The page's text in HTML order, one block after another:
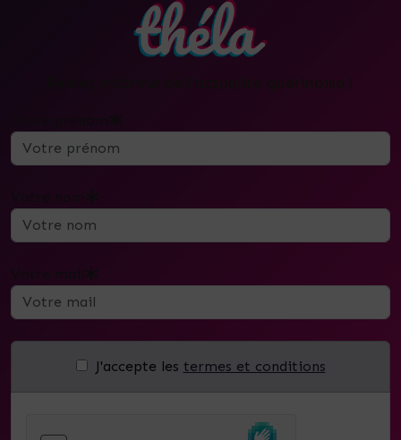
Restez informé de l'actualité guérinoise !
J'accepte les termes et conditions